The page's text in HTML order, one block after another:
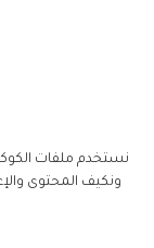
نستخدم ملفات
ونكيف المحتوى